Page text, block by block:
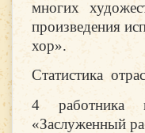
многих
произведения
хор».
Статистика
4 работника
«Заслуженный